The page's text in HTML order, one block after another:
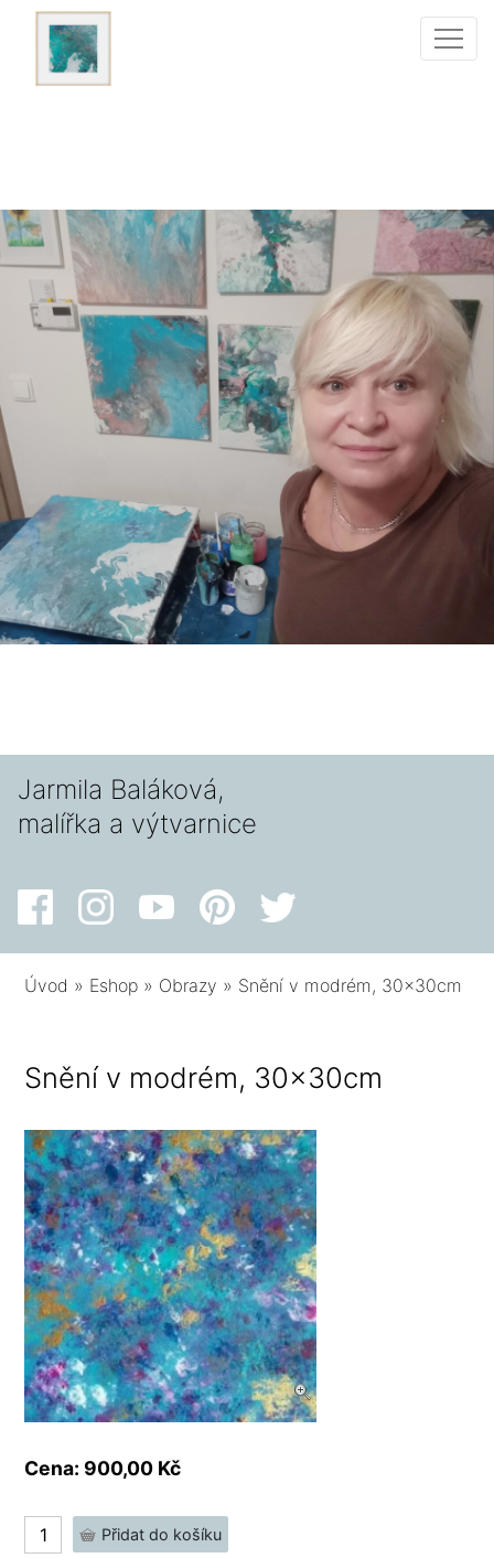
Jarmila Baláková,
malířka a výtvarnice
Úvod » Eshop » Obrazy » Snění v modrém, 30x30cm
Snění v modrém, 30x30cm
Cena: 900,00 Kč